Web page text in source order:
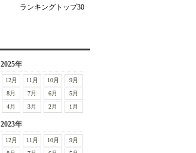
ランキングトップ30
2025年
12月 11月 10月
9月
8月
7月 6月
5月
4月
3月 2月 1月
2023年
12月 11月 10月
9月